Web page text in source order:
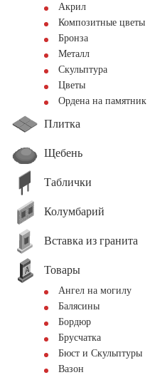
Акрил
Композитные цветы
Бронза
Металл
Скульптура
Цветы
Ордена на памятник
Плитка
Щебень
Таблички
Колумбарий
Вставка из гранита
Товары
Ангел на могилу
Балясины
Бордюр
Брусчатка
Бюст и Скульптуры
Вазон